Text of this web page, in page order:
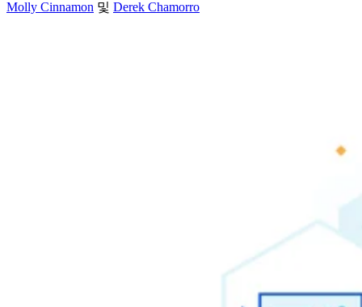
Molly Cinnamon 및 Derek Chamorro